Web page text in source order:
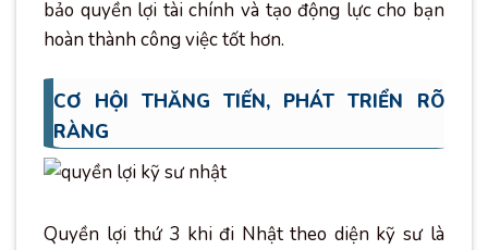
bảo quyền lợi tài chính và tạo động lực cho bạn
hoàn thành công việc tốt hơn.
CƠ HỘI THĂNG TIẾN, PHÁT TRIỂN RÕ
RÀNG
Quyền lợi thứ 3 khi đi Nhật theo diện kỹ sư là